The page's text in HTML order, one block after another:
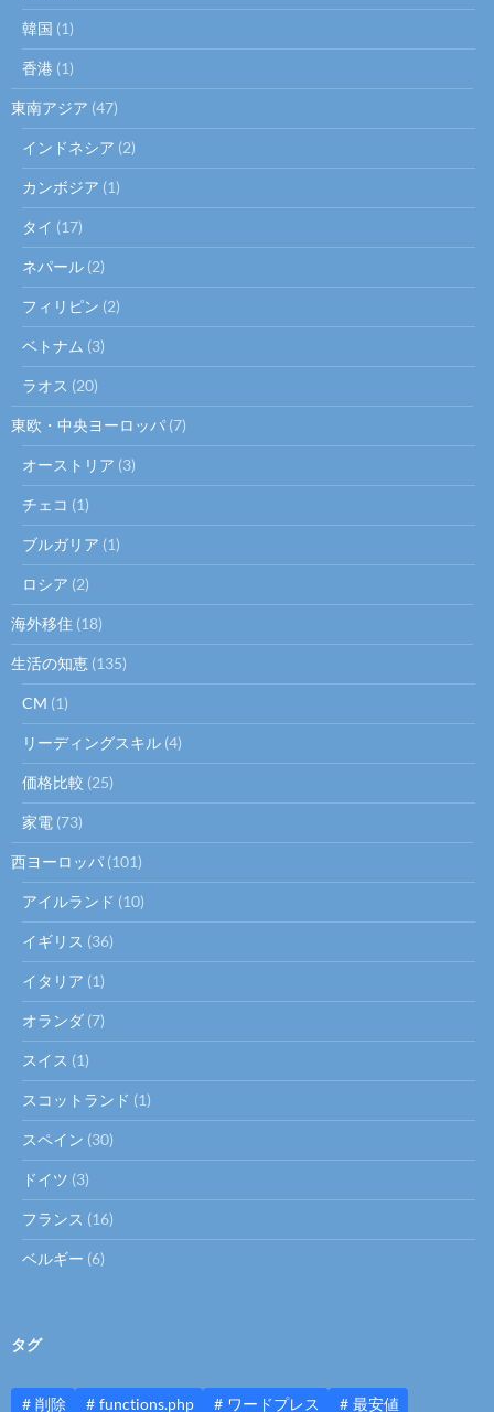
韓国 (1)
香港 (1)
東南アジア (47)
インドネシア (2)
カンボジア (1)
タイ (17)
ネパール (2)
フィリピン (2)
ベトナム (3)
ラオス (20)
東欧・中央ヨーロッパ (7)
オーストリア (3)
チェコ (1)
ブルガリア (1)
ロシア (2)
海外移住 (18)
生活の知恵 (135)
CM (1)
リーディングスキル (4)
価格比較 (25)
家電 (73)
西ヨーロッパ (101)
アイルランド (10)
イギリス (36)
イタリア (1)
オランダ (7)
スイス (1)
スコットランド (1)
スペイン (30)
ドイツ (3)
フランス (16)
ベルギー (6)
タグ
削除 functions.php ワードプレス 最安値